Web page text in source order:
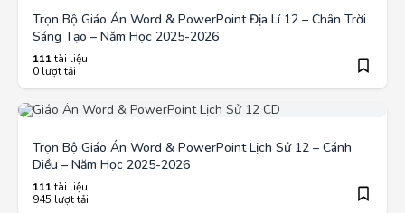
Trọn Bộ Giáo Án Word & PowerPoint Địa Lí 12 – Chân Trời
Sáng Tạo – Năm Học 2025-2026
111tài liệu
0 lượt tải
Trọn Bộ Giáo Án Word & PowerPoint Lịch Sử 12 – Cánh
Diều – Năm Học 2025-2026
111tài liệu
945 lượt tải